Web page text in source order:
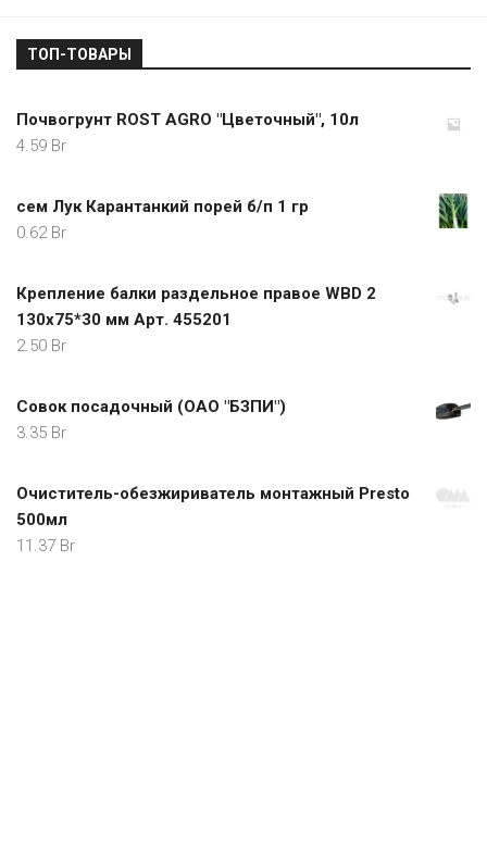
ТОП-ТОВАРЫ
Почвогрунт ROST AGRO "Цветочный", 10л
4.59 Br
сем Лук Карантанкий порей б/п 1 гр
0.62 Br
Крепление балки раздельное правое WBD 2
130x75*30 мм Арт. 455201
2.50 Br
Совок посадочный (ОАО "БЗПИ")
3.35 Br
Очиститель-обезжириватель монтажный Presto
500мл
11.37 Br